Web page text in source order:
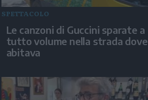
SPETTACOLO
Le canzoni di Guccini sparate a
tutto volume nella strada dove
abitava